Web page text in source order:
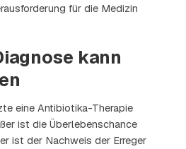
für die Medizin
kann
eine Antibiotika-Therapie
ist die Überlebenschance
ist der Nachweis der Erreger